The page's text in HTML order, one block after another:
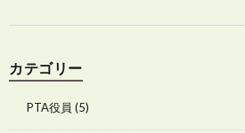
カテゴリー
PTA役員 (5)